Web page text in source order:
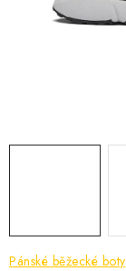
KONTAKT
MEGA SLEVY
Pánské běžecké boty